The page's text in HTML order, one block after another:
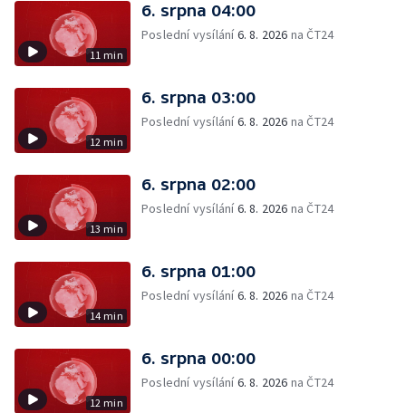
11 min
6. srpna 04:00
Poslední vysílání6. 8. 2026 na ČT24
12 min
6. srpna 03:00
Poslední vysílání6. 8. 2026 na ČT24
13 min
6. srpna 02:00
Poslední vysílání6. 8. 2026 na ČT24
14 min
6. srpna 01:00
Poslední vysílání6. 8. 2026 na ČT24
12 min
6. srpna 00:00
Poslední vysílání6. 8. 2026 na ČT24